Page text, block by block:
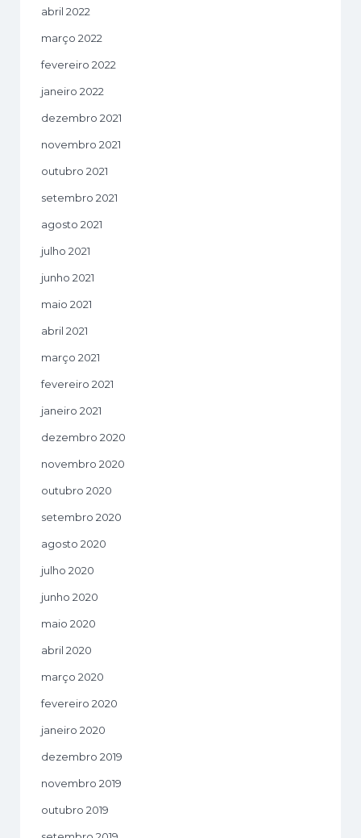
abril 2022
março 2022
fevereiro 2022
janeiro 2022
dezembro 2021
novembro 2021
outubro 2021
setembro 2021
agosto 2021
julho 2021
junho 2021
maio 2021
abril 2021
março 2021
fevereiro 2021
janeiro 2021
dezembro 2020
novembro 2020
outubro 2020
setembro 2020
agosto 2020
julho 2020
junho 2020
maio 2020
abril 2020
março 2020
fevereiro 2020
janeiro 2020
dezembro 2019
novembro 2019
outubro 2019